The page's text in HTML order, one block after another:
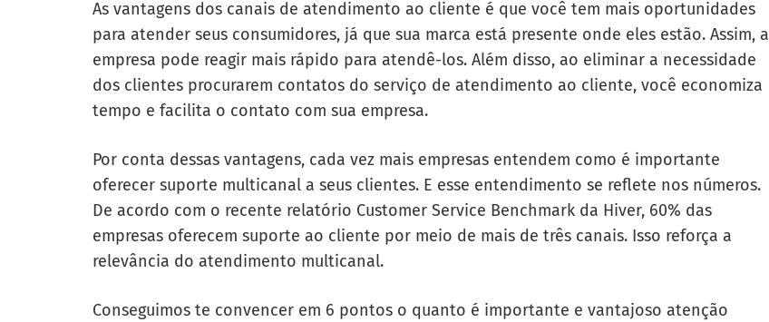
As vantagens dos canais de atendimento ao cliente é que você tem mais oportunidades
para atender seus consumidores, já que sua marca está presente onde eles estão. Assim, a
empresa pode reagir mais rápido para atendê-los. Além disso, ao eliminar a necessidade
dos clientes procurarem contatos do serviço de atendimento ao cliente, você economiza
tempo e facilita o contato com sua empresa.
Por conta dessas vantagens, cada vez mais empresas entendem como é importante
oferecer suporte multicanal a seus clientes. E esse entendimento se reflete nos números.
De acordo com o recente relatório Customer Service Benchmark da Hiver, 60% das
empresas oferecem suporte ao cliente por meio de mais de três canais. Isso reforça a
relevância do atendimento multicanal.
Conseguimos te convencer em 6 pontos o quanto é importante e vantajoso atenção